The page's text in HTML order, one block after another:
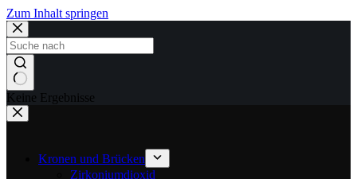
Zum Inhalt springen
Keine Ergebnisse
Kronen und Brücken
Zirkoniumdioxid